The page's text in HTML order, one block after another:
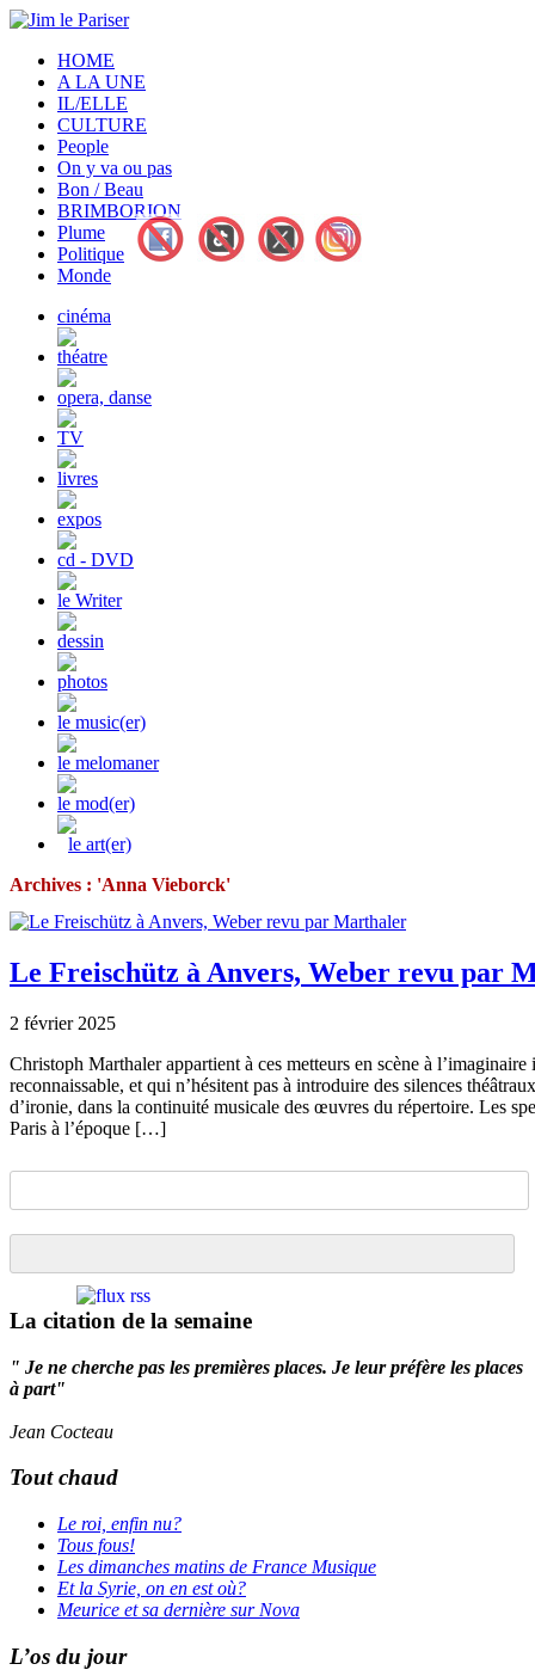
HOME
A LA UNE
IL/ELLE
CULTURE
People
On y va ou pas
Bon / Beau
BRIMBORION
Plume
Politique
Monde
cinéma
théatre
opera, danse
TV
livres
expos
cd - DVD
le Writer
dessin
photos
le music(er)
le melomaner
le mod(er)
le art(er)
Archives : 'Anna Vieborck'
Le Freischütz à Anvers, Weber revu par
2 février 2025
Christoph Marthaler appartient à ces metteurs en scène à l’imaginaire
reconnaissable, et qui n’hésitent pas à introduire des silences
d’ironie, dans la continuité musicale des œuvres du répertoire. Les
Paris à l’époque […]
La citation de la semaine
" Je ne cherche pas les premières places. Je leur préfère les places
à part"
Jean Cocteau
Tout chaud
Le roi, enfin nu?
Tous fous!
Les dimanches matins de France Musique
Et la Syrie, on en est où?
Meurice et sa dernière sur Nova
L’os du jour